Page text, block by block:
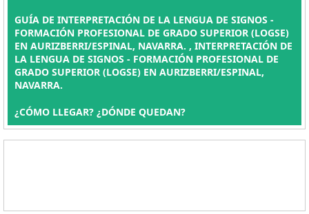
GUÍA DE INTERPRETACIÓN DE LA LENGUA DE SIGNOS -
FORMACIÓN PROFESIONAL DE GRADO SUPERIOR (LOGSE)
EN AURIZBERRI/ESPINAL, NAVARRA. , INTERPRETACIÓN DE
LA LENGUA DE SIGNOS - FORMACIÓN PROFESIONAL DE
GRADO SUPERIOR (LOGSE) EN AURIZBERRI/ESPINAL,
NAVARRA.
¿CÓMO LLEGAR? ¿DÓNDE QUEDAN?